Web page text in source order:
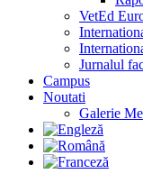
VetEd
Jurnalul
Campus
Noutati
Galerie